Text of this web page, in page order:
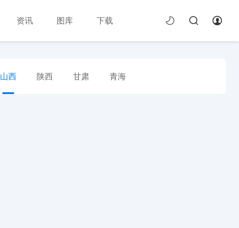
资讯 图库 下载
山西 陕西 甘肃 青海